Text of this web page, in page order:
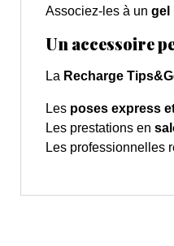
Associez-les à un gel
Un accessoire
La Recharge
Les poses express
Les prestations en
Les professionnelles